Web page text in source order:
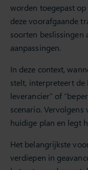
worden toegepast
deze voorafgaande
soorten beslissingen
aanpassingen.
In deze context,
stelt, interpreteert de
leverancier” of
scenario.
huidige plan en legt
Het belangrijkste
verdiepen in